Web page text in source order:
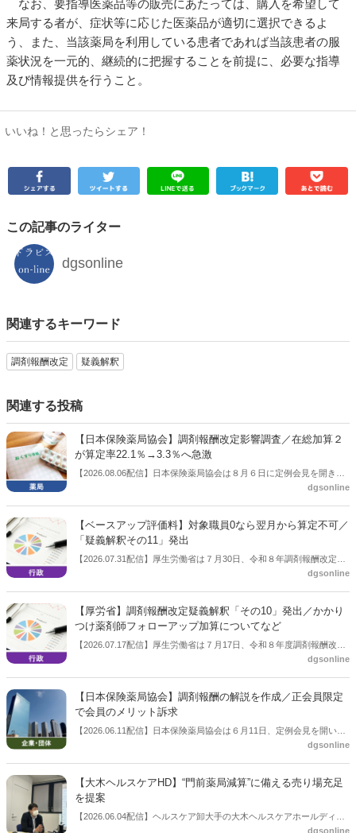
なお、要指導医薬品等の販売にあたっては、購入を希望して
来局する者が、症状等に応じた医薬品が適切に選択できるよ
う、また、当該薬局を利用している患者であれば当該患者の服
薬状況を一元的、継続的に把握することを前提に、必要な指導
及び情報提供を行うこと。
いいね！と思ったらシェア！
この記事のライター
dgsonline
関連するキーワード
調剤報酬改定 疑義解釈
関連する投稿
【日本保険薬局協会】調剤報酬改定影響調査／在総加算２
が算定率22.1％→3.3％へ急激
【2026.08.06配信】日本保険薬局協会は８月６日に定例会見を開き、
「令和８年度調剤報酬改定に係る保険薬局への影響」の調査結果を公
3.3％へ大きく低下した。
dgsonline
【ベースアップ評価料】対象職員0なら翌月から算定不可／
「疑義解釈その11」発出
【2026.07.31配信】厚生労働省は７月30日、令和８年調剤報酬改定の
dgsonline
【厚労省】調剤報酬改定疑義解釈「その10」発出／かかり
つけ薬剤師フォローアップ加算についてなど
【2026.07.17配信】厚生労働省は７月17日、令和８年度調剤報酬改定
dgsonline
【日本保険薬局協会】調剤報酬の解説を作成／正会員限定
で会員のメリット訴求
【2026.06.11配信】日本保険薬局協会は６月11日、定例会見を開い
た。この中で「調剤報酬等に係る解説」を作成したことを報告。協会
考え。
dgsonline
【大木ヘルスケアHD】“門前薬局減算”に備える売り場充足
を提案
【2026.06.04配信】ヘルスケア卸大手の大木ヘルスケアホールディン
dgsonline